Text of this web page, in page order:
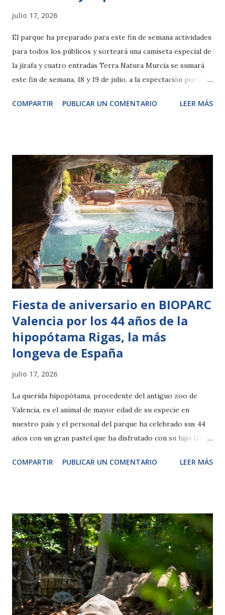
julio 17, 2026
El parque ha preparado para este fin de semana actividades
para todos los públicos y sorteará una camiseta especial de
la jirafa y cuatro entradas Terra Natura Murcia se sumará
este fin de semana, 18 y 19 de julio, a la expectación por la
con una programación especial dirigida a todos los
de Dance Natura inspirada en el Mundial, una zona
ambientada para que los visitantes puedan hacerse
fotografías y una portería de fútbol hinchable en la que
pequeños y mayores tendrán la oportunidad de poner a
prueba su puntería. La antesala de esta jornada comenzará
este viernes alrededor de las 13:30 horas, cuando se
publicará la predicción de Fali para la final en las redes
sociales de Terra Natura Murcia. La jirafa se ha convertido
en una de las grandes prota...
COMPARTIR PUBLICAR UN COMENTARIO LEER MÁS
Fiesta de aniversario en BIOPARC
Valencia por los 44 años de la
hipopótama Rigas, la más
longeva de España
julio 17, 2026
La querida hipopótama, procedente del antiguo zoo de
Valencia, es el animal de mayor edad de su especie en
nuestro país y el personal del parque ha celebrado sus 44
años con un gran pastel que ha disfrutado con su hijo Gori
Rigas estrenó el impresionante acuario de BIOPARC que
esperanza con crías de especies amenazadas como elefante,
chimpancé o rinoceronte. Valencia, viernes 17 de julio de
2026. – Los aniversarios siempre son motivo de alegría y
cuando se trata de un animal tan querido y emblemático, la
celebración pasa a ser un hito. Rigas, la matriarca de los
hipopótamos de BIOPARC Valencia, cumple hoy 44 años,
convirtiéndose en el más longevo de España. Para
COMPARTIR PUBLICAR UN COMENTARIO LEER MÁS